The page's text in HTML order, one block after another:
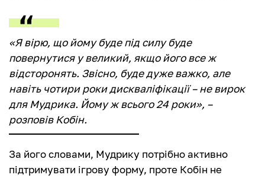
«Я вірю, що йому буде під силу буде
повернутися у великий, якщо його все ж
відсторонять. Звісно, буде дуже важко, але
навіть чотири роки дискваліфікації – не вирок
для Мудрика. Йому ж всього 24 роки», –
розповів Кобін.
За його словами, Мудрику потрібно активно
підтримувати ігрову форму, проте Кобін не